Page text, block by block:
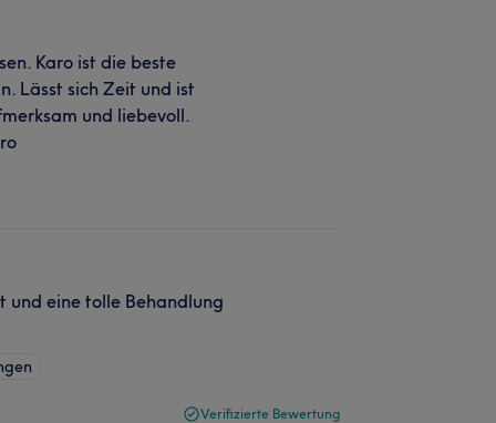
Karo ist die beste
Lässt sich Zeit und ist
und liebevoll.
und eine tolle Behandlung
Verifizierte Bewertung